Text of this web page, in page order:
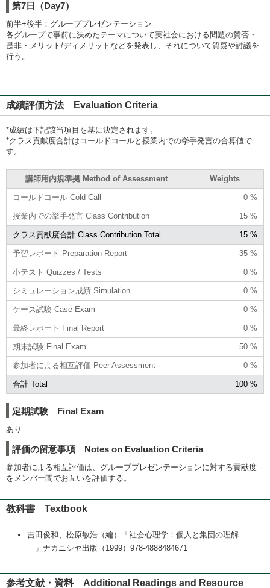
第7日（Day7）
前半+後半：グループプレゼンテーション
各グループで事前に決めたテーマについて実社会における問題の賛否・
是非・メリット/ディメリットなどを発表し、それについて質疑や討議を
行う。
成績評価方法 Evaluation Criteria
*成績は下記該当項目を基に決定されます。
*クラス貢献度合計はコールドコールと授業内での挙手発言の合算値で
す。
講師用内規準拠 Method of Assessment Weights
コールドコール Cold Call 0 %
授業内での挙手発言 Class Contribution 15 %
クラス貢献度合計 Class Contribution Total 15 %
予習レポート Preparation Report 35 %
小テスト Quizzes / Tests 0 %
シミュレーション成績 Simulation 0 %
ケース試験 Case Exam 0 %
最終レポート Final Report 0 %
期末試験 Final Exam 50 %
参加者による相互評価 Peer Assessment 0 %
合計 Total 100 %
定期試験 Final Exam
あり
評価の留意事項 Notes on Evaluation Criteria
参加者による相互評価は、グループプレゼンテーションに対する貢献度
をメンバー間でお互いを評価する。
教科書 Textbook
吉田俊和、松原敏浩（編）「社会心理学：個人と集団の理解
」ナカニシヤ出版（1999）978-4888484671
参考文献・資料 Additional Readings and Resource